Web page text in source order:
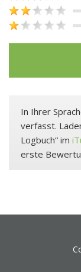
In Ihrer
verfasst.
Logbuch“ im
erste